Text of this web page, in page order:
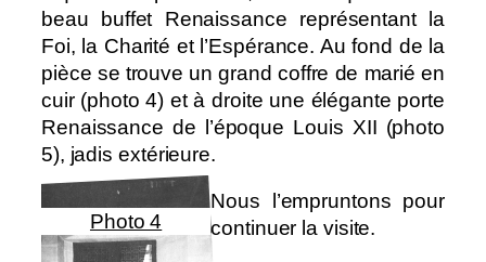
beau buffet Renaissance représentant la
Foi, la Charité et l’Espérance. Au fond de la
pièce se trouve un grand coffre de marié en
cuir (photo 4) et à droite une élégante porte
Renaissance de l’époque Louis XII (photo
5), jadis extérieure.
Photo 4
Nous l’empruntons pour
continuer la visite.